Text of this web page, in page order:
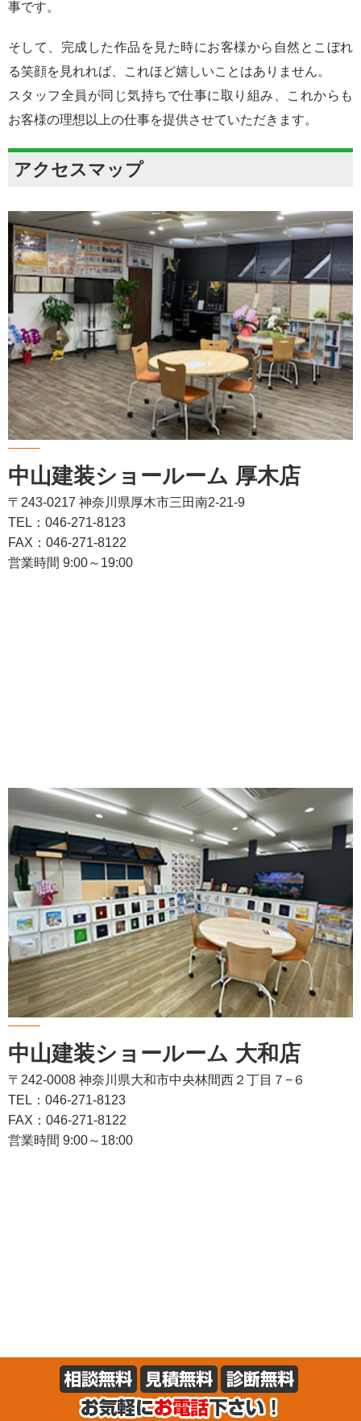
事です。
そして、完成した作品を見た時にお客様から自然とこぼれ
る笑顔を見れれば、これほど嬉しいことはありません。
スタッフ全員が同じ気持ちで仕事に取り組み、これからも
お客様の理想以上の仕事を提供させていただきます。
アクセスマップ
中山建装ショールーム 厚木店
〒243-0217 神奈川県厚木市三田南2-21-9
TEL：046-271-8123
FAX：046-271-8122
営業時間 9:00～19:00
中山建装ショールーム 大和店
〒242-0008 神奈川県大和市中央林間西２丁目７−６
TEL：046-271-8123
FAX：046-271-8122
営業時間 9:00～18:00